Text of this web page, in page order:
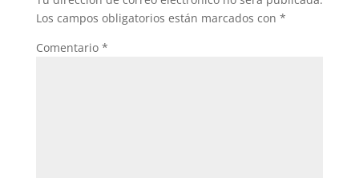
o
k
p
Los campos obligatorios están marcados con *
Comentario *